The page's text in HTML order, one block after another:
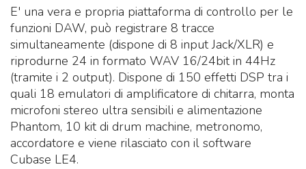
E' una vera e propria piattaforma di controllo per le
funzioni DAW, può registrare 8 tracce
simultaneamente (dispone di 8 input Jack/XLR) e
riprodurne 24 in formato WAV 16/24bit in 44Hz
(tramite i 2 output). Dispone di 150 effetti DSP tra i
quali 18 emulatori di amplificatore di chitarra, monta
microfoni stereo ultra sensibili e alimentazione
Phantom, 10 kit di drum machine, metronomo,
accordatore e viene rilasciato con il software
Cubase LE4.